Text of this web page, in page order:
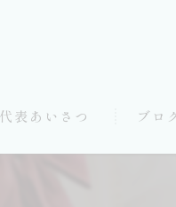
代表あいさつ ブロ